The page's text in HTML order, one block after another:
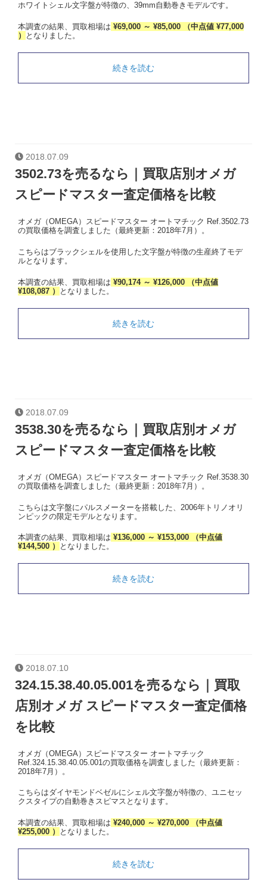
ホワイトシェル文字盤が特徴の、39mm自動巻きモデルです。
本調査の結果、買取相場は ¥69,000 ～ ¥85,000 （中点値 ¥77,000
）
となりました。
続きを読む
2018.07.09
3502.73を売るなら｜買取店別オメガ
スピードマスター査定価格を比較
オメガ（OMEGA）スピードマスター オートマチック Ref.3502.73
の買取価格を調査しました（最終更新：2018年7月）。
こちらはブラックシェルを使用した文字盤が特徴の生産終了モデ
ルとなります。
本調査の結果、買取相場は ¥90,174 ～ ¥126,000 （中点値
¥108,087 ）
となりました。
続きを読む
2018.07.09
3538.30を売るなら｜買取店別オメガ
スピードマスター査定価格を比較
オメガ（OMEGA）スピードマスター オートマチック Ref.3538.30
の買取価格を調査しました（最終更新：2018年7月）。
こちらは文字盤にパルスメーターを搭載した、2006年トリノオリ
ンピックの限定モデルとなります。
本調査の結果、買取相場は ¥136,000 ～ ¥153,000 （中点値
¥144,500 ）
となりました。
続きを読む
2018.07.10
324.15.38.40.05.001を売るなら｜買取
店別オメガ スピードマスター査定価格
を比較
オメガ（OMEGA）スピードマスター オートマチック
Ref.324.15.38.40.05.001の買取価格を調査しました（最終更新：
2018年7月）。
こちらはダイヤモンドベゼルにシェル文字盤が特徴の、ユニセッ
クスタイプの自動巻きスピマスとなります。
本調査の結果、買取相場は ¥240,000 ～ ¥270,000 （中点値
¥255,000 ）
となりました。
続きを読む